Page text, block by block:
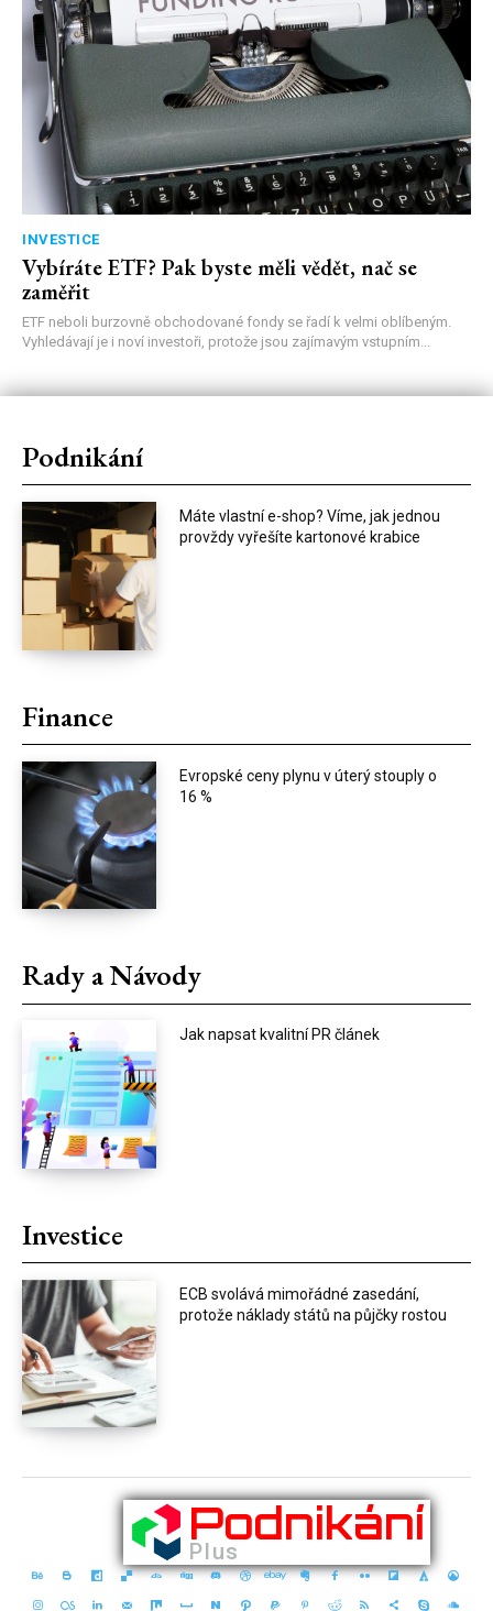
INVESTICE
Vybíráte ETF? Pak byste měli vědět, nač se
zaměřit
ETF neboli burzovně obchodované fondy se řadí k velmi oblíbeným.
Vyhledávají je i noví investoři, protože jsou zajímavým vstupním...
Podnikání
Máte vlastní e-shop? Víme, jak jednou
provždy vyřešíte kartonové krabice
Finance
Evropské ceny plynu v úterý stouply o
16 %
Rady a Návody
Jak napsat kvalitní PR článek
Investice
ECB svolává mimořádné zasedání,
protože náklady států na půjčky rostou
Podnikání
Plus